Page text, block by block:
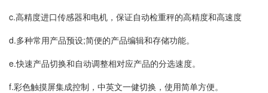
c.高精度进口传感器和电机，保证自动检重秤的高精度和高速度
d.多种常用产品预设;简便的产品编辑和存储功能。
e.快速产品切换和自动调整相对应产品的分选速度。
f.彩色触摸屏集成控制，中英文一健切换，使用简单方便。